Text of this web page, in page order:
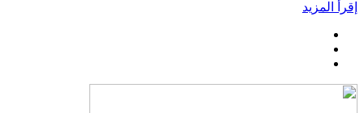
إقرأ المزيد